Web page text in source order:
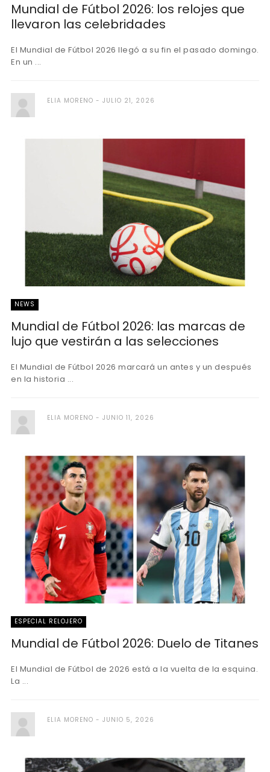
Mundial de Fútbol 2026: los relojes que
llevaron las celebridades
El Mundial de Fútbol 2026 llegó a su fin el pasado domingo.
En un ...
ELIA MORENO JULIO 21, 2026
NEWS
Mundial de Fútbol 2026: las marcas de
lujo que vestirán a las selecciones
El Mundial de Fútbol 2026 marcará un antes y un después
en la historia ...
ELIA MORENO JUNIO 11, 2026
ESPECIAL RELOJERO
Mundial de Fútbol 2026: Duelo de Titanes
El Mundial de Fútbol de 2026 está a la vuelta de la esquina.
La ...
ELIA MORENO JUNIO 5, 2026